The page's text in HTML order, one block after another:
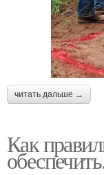
читать дальше →
Как